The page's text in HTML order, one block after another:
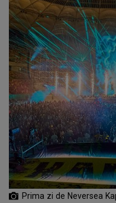
Prima zi de Neversea